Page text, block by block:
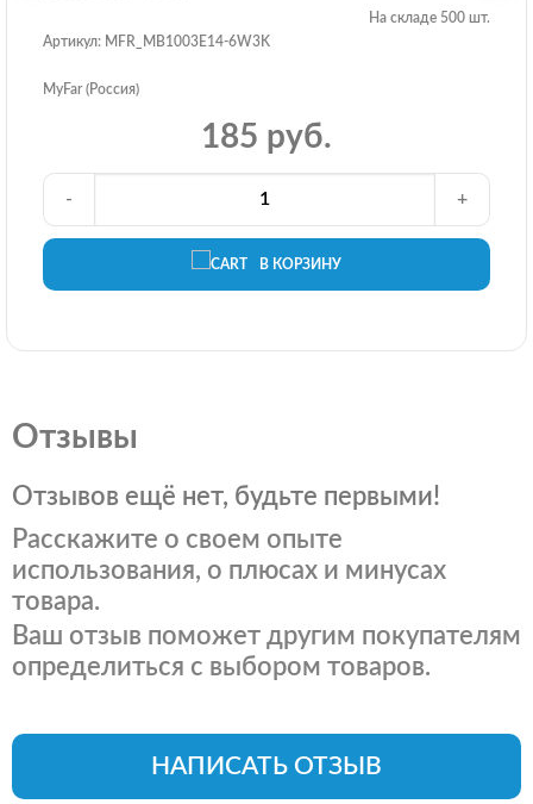
На складе 500 шт.
Артикул: MFR_MB1003E14-6W3K
MyFar (Россия)
185 руб.
В КОРЗИНУ
- +
Отзывы
Отзывов ещё нет, будьте первыми!
Расскажите о своем опыте
использования, о плюсах и минусах
товара.
Ваш отзыв поможет другим покупателям
определиться с выбором товаров.
НАПИСАТЬ ОТЗЫВ